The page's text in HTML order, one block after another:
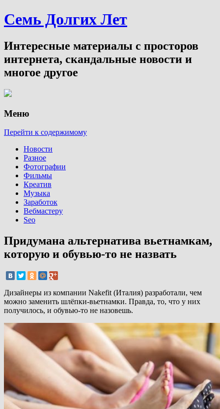
Семь Долгих Лет
Интересные материалы с просторов
интернета, скандальные новости и
многое другое
Меню
Перейти к содержимому
Новости
Разное
Фотографии
Фильмы
Креатив
Музыка
Заработок
Вебмастеру
Seo
Придумана альтернатива вьетнамкам,
которую и обувью-то не назвать
Дизайнеры из компании Nakefit (Италия) разработали, чем
можно заменить шлёпки-вьетнамки. Правда, то, что у них
получилось, и обувью-то не назовешь.